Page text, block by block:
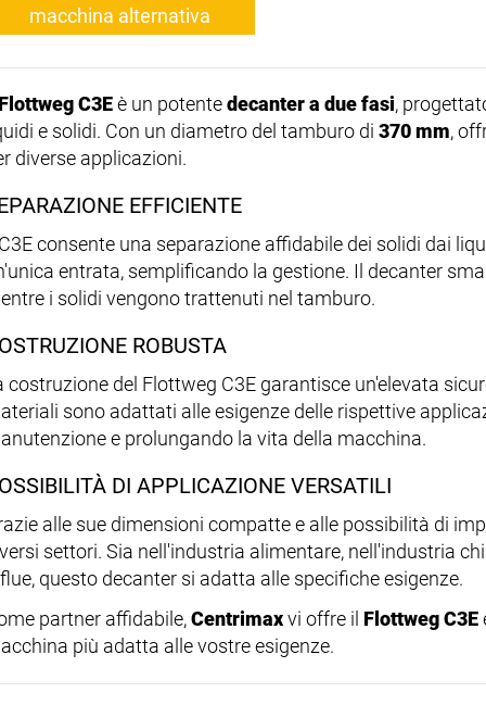
macchina alternativa
Flottweg C3Eè un potentedecanter a due fasi,
e solidi. Con un diametro del tamburo di 370 mm,
diverse applicazioni.
EFFICIENTE
consente una separazione affidabile dei solidi dai
entrata, semplificando la gestione. Il decanter
i solidi vengono trattenuti nel tamburo.
ROBUSTA
costruzione del Flottweg C3E garantisce un'elevata
sono adattati alle esigenze delle rispettive
e prolungando la vita della macchina.
DI APPLICAZIONE VERSATILI
alle sue dimensioni compatte e alle possibilità di
settori. Sia nell'industria alimentare, nell'industria
questo decanter si adatta alle specifiche esigenze.
partner affidabile,Centrimaxvi offre il Flottweg C3E
più adatta alle vostre esigenze.